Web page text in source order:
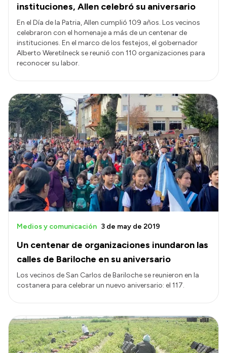
instituciones, Allen celebró su aniversario
En el Día de la Patria, Allen cumplió 109 años. Los vecinos
celebraron con el homenaje a más de un centenar de
instituciones. En el marco de los festejos, el gobernador
Alberto Weretilneck se reunió con 110 organizaciones para
reconocer su labor.
Un centenar de organizaciones inundaron las
calles de Bariloche en su aniversario
Medios y comunicación 3 de may de 2019
Los vecinos de San Carlos de Bariloche se reunieron en la
costanera para celebrar un nuevo aniversario: el 117.